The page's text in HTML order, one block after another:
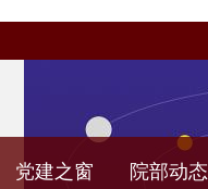
党建之窗 院部动态